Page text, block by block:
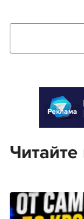
Реклама